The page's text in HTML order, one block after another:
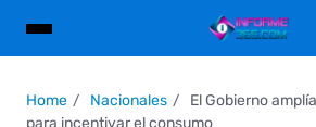
Home Nacionales
El Gobierno
para incentivar el consumo